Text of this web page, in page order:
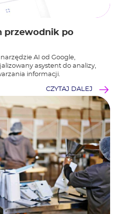
przewodnik po
AI od Google,
asystent do analizy,
informacji.
CZYTAJ DALEJ